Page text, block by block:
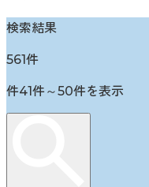
検索結果
561件
件41件～50件を表示